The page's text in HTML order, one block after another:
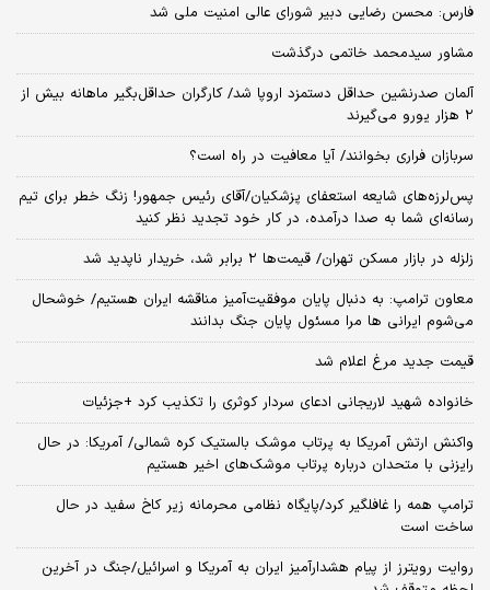
فارس: محسن رضایی دبیر شورای عالی امنیت ملی شد
مشاور سیدمحمد خاتمی درگذشت
آلمان صدرنشین حداقل دستمزد اروپا شد/ کارگران حداقل‌بگیر ماهانه بیش از
۲ هزار یورو می‌گیرند
سربازان فراری بخوانند/ آیا معافیت در راه است؟
پس‌لرزه‌های شایعه استعفای پزشکیان/آقای رئیس جمهور! زنگ خطر برای تیم
رسانه‌ای شما به صدا درآمده، در کار خود تجدید نظر کنید
زلزله در بازار مسکن تهران/ قیمت‌ها ۲ برابر شد، خریدار ناپدید شد
معاون ترامپ: به دنبال پایان موفقیت‌آمیز مناقشه ایران هستیم/ خوشحال
می‌شوم ایرانی ها مرا مسئول پایان جنگ بدانند
قیمت جدید مرغ اعلام شد
خانواده شهید لاریجانی ادعای سردار کوثری را تکذیب کرد +جزئیات
واکنش ارتش آمریکا به پرتاب موشک بالستیک کره شمالی/ آمریکا: در حال
رایزنی با متحدان درباره پرتاب موشک‌های اخیر هستیم
ترامپ همه را غافلگیر کرد/پایگاه نظامی محرمانه زیر کاخ سفید در حال
ساخت است
روایت رویترز از پیام هشدارآمیز ایران به آمریکا و اسرائیل/جنگ در آخرین